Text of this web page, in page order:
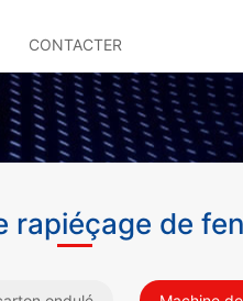
CONTACTER
rapiéçage de